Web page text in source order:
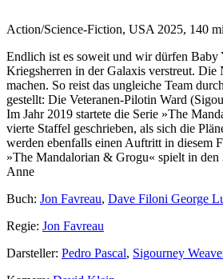
Action/Science-Fiction, USA 2025, 140
Endlich ist es soweit und wir dürfen Baby
Kriegsherren in der Galaxis verstreut.
machen. So reist das ungleiche Team
gestellt: Die Veteranen-Pilotin Ward
Im Jahr 2019 startete die Serie »The
vierte Staffel geschrieben, als sich die
werden ebenfalls einen Auftritt in diesem
»The Mandalorian & Grogu« spielt in
Anne
Buch: Jon Favreau, Dave Filoni George
Regie: Jon Favreau
Darsteller: Pedro Pascal, Sigourney